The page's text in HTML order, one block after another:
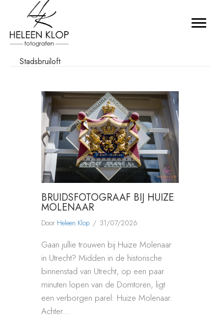
Stadsbruiloft
BRUIDSFOTOGRAAF BIJ HUIZE
MOLENAAR
Door Heleen Klop / 31/07/2026
Gaan jullie trouwen bij Huize Molenaar
in Utrecht? Midden in de historische
binnenstad van Utrecht, op een paar
minuten lopen van de Domtoren, ligt
een verborgen parel: Huize Molenaar.
Achter…